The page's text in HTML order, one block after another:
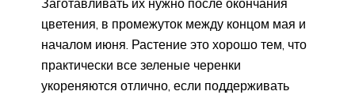
Заготавливать их нужно после окончания
цветения, в промежуток между концом мая и
началом июня. Растение это хорошо тем, что
практически все зеленые черенки
укореняются отлично, если поддерживать